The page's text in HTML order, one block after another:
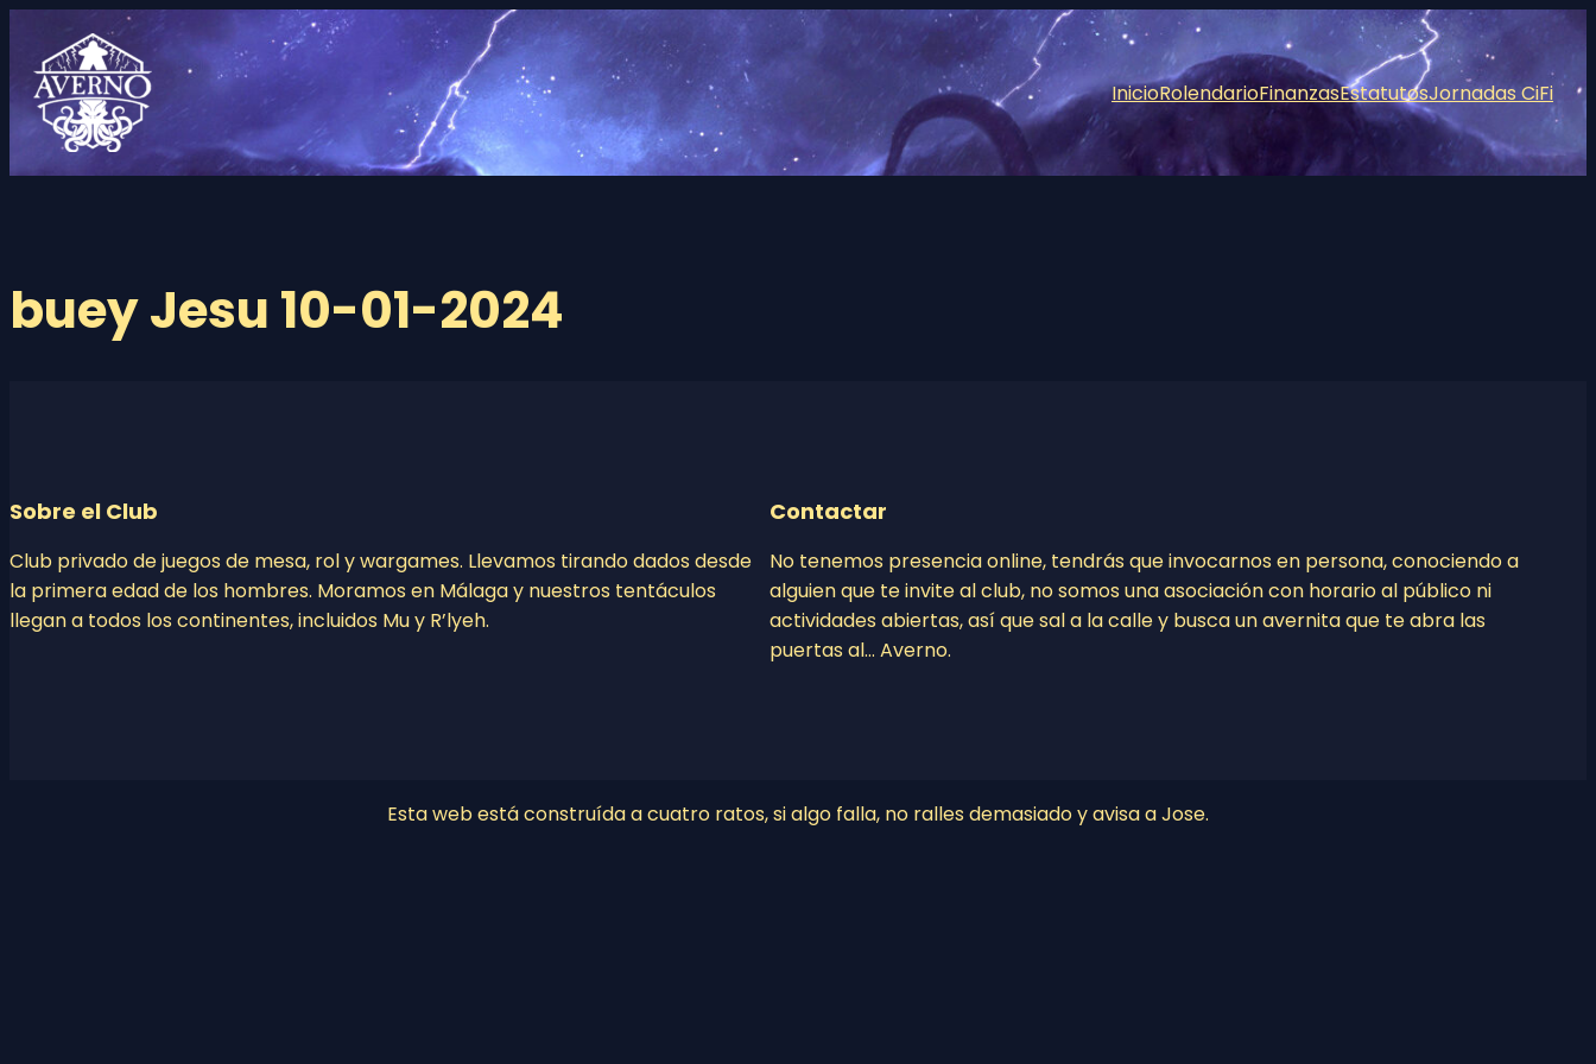
contenido
InicioRolendarioFinanzasEstatutosJornadas CiFi
buey Jesu 10-01-2024
Sobre el Club
Club privado de juegos de mesa, rol y wargames. Llevamos tirando dados desde
la primera edad de los hombres. Moramos en Málaga y nuestros tentáculos
llegan a todos los continentes, incluidos Mu y R’lyeh.
Contactar
No tenemos presencia online, tendrás que invocarnos en persona, conociendo a
alguien que te invite al club, no somos una asociación con horario al público ni
actividades abiertas, así que sal a la calle y busca un avernita que te abra las
puertas al… Averno.
Esta web está construída a cuatro ratos, si algo falla, no ralles demasiado y avisa a Jose.